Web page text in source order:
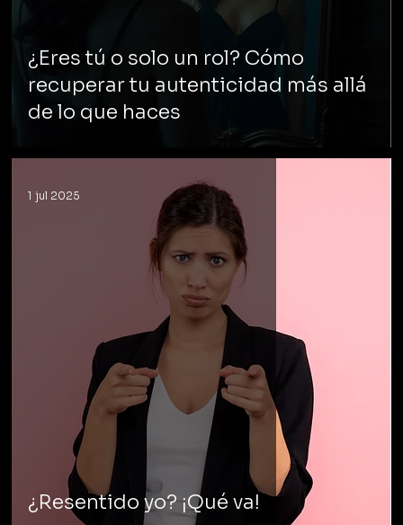
¿Eres tú o solo un rol? Cómo
recuperar tu autenticidad más allá
de lo que haces
¿Resentido yo? ¡Qué va!
1 jul 2025